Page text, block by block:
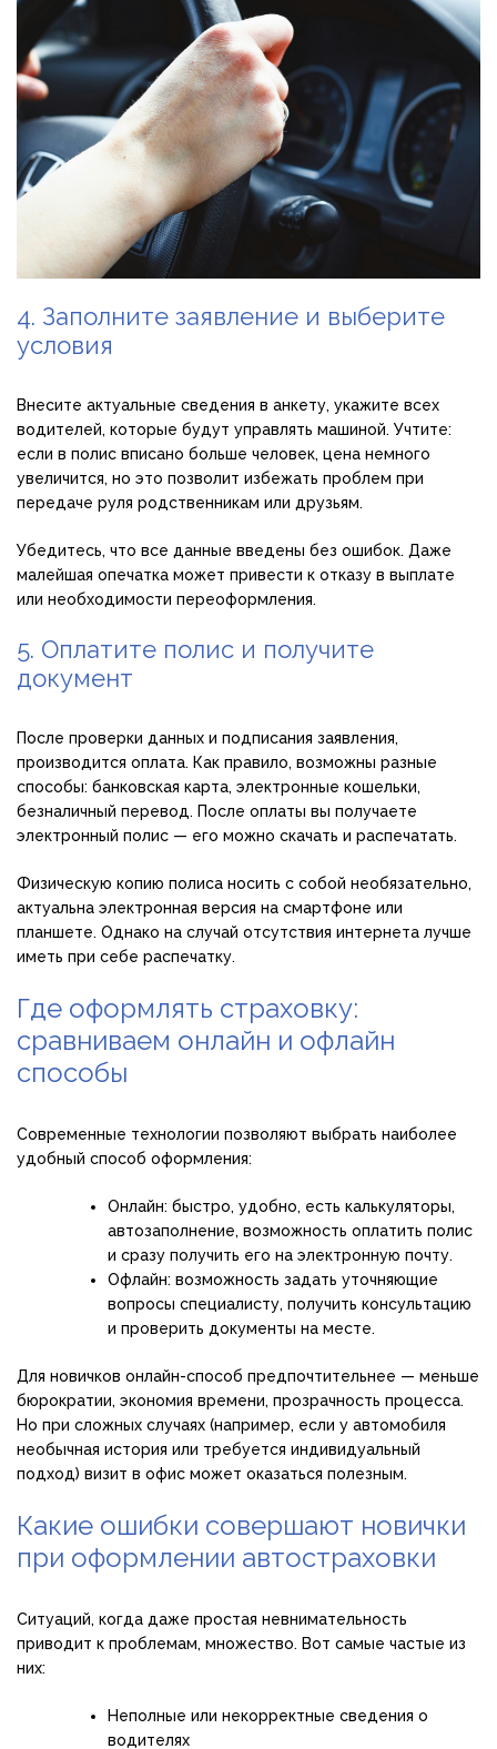
4. Заполните заявление и выберите
условия
Внесите актуальные сведения в анкету, укажите всех
водителей, которые будут управлять машиной. Учтите:
если в полис вписано больше человек, цена немного
увеличится, но это позволит избежать проблем при
передаче руля родственникам или друзьям.
Убедитесь, что все данные введены без ошибок. Даже
малейшая опечатка может привести к отказу в выплате
или необходимости переоформления.
5. Оплатите полис и получите
документ
После проверки данных и подписания заявления,
производится оплата. Как правило, возможны разные
способы: банковская карта, электронные кошельки,
безналичный перевод. После оплаты вы получаете
электронный полис — его можно скачать и распечатать.
Физическую копию полиса носить с собой необязательно,
актуальна электронная версия на смартфоне или
планшете. Однако на случай отсутствия интернета лучше
иметь при себе распечатку.
Где оформлять страховку:
сравниваем онлайн и офлайн
способы
Современные технологии позволяют выбрать наиболее
удобный способ оформления:
Онлайн: быстро, удобно, есть калькуляторы,
автозаполнение, возможность оплатить полис
и сразу получить его на электронную почту.
Офлайн: возможность задать уточняющие
вопросы специалисту, получить консультацию
и проверить документы на месте.
Для новичков онлайн-способ предпочтительнее — меньше
бюрократии, экономия времени, прозрачность процесса.
Но при сложных случаях (например, если у автомобиля
необычная история или требуется индивидуальный
подход) визит в офис может оказаться полезным.
Какие ошибки совершают новички
при оформлении автостраховки
Ситуаций, когда даже простая невнимательность
приводит к проблемам, множество. Вот самые частые из
них:
Неполные или некорректные сведения о
водителях